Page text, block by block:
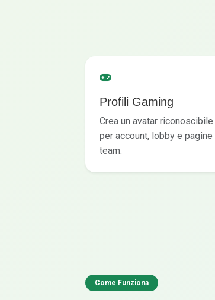
Profili Gaming
Crea un avatar riconoscibile
per account, lobby e pagine
team.
Come Funziona